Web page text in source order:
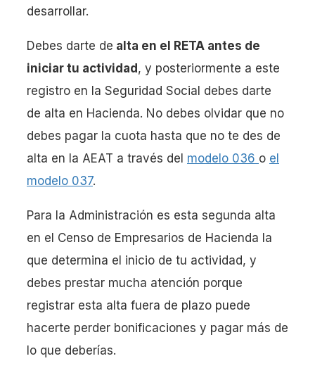
desarrollar.
Debes darte de alta en el RETA antes de
iniciar tu actividad, y posteriormente a este
registro en la Seguridad Social debes darte
de alta en Hacienda. No debes olvidar que no
debes pagar la cuota hasta que no te des de
alta en la AEAT a través del modelo 036 o el
modelo 037.
Para la Administración es esta segunda alta
en el Censo de Empresarios de Hacienda la
que determina el inicio de tu actividad, y
debes prestar mucha atención porque
registrar esta alta fuera de plazo puede
hacerte perder bonificaciones y pagar más de
lo que deberías.